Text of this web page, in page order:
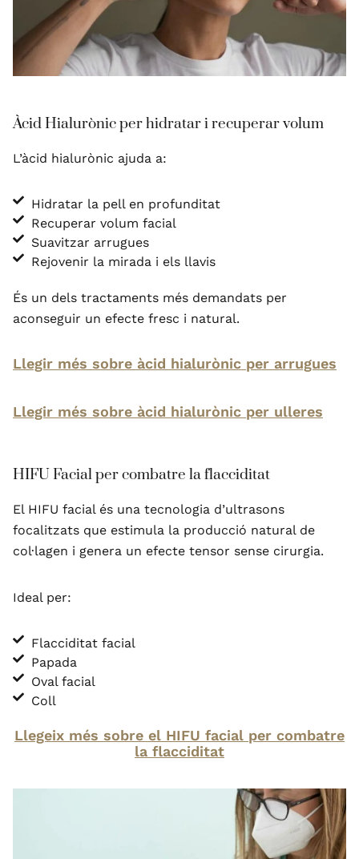
Àcid Hialurònic per hidratar i recuperar volum
L’àcid hialurònic ajuda a:
Hidratar la pell en profunditat
Recuperar volum facial
Suavitzar arrugues
Rejovenir la mirada i els llavis
És un dels tractaments més demandats per
aconseguir un efecte fresc i natural.
Llegir més sobre àcid hialurònic per arrugues
Llegir més sobre àcid hialurònic per ulleres
HIFU Facial per combatre la flacciditat
El HIFU facial és una tecnologia d’ultrasons
focalitzats que estimula la producció natural de
col·lagen i genera un efecte tensor sense cirurgia.
Ideal per:
Flacciditat facial
Papada
Oval facial
Coll
Llegeix més sobre el HIFU facial per combatre
la flacciditat